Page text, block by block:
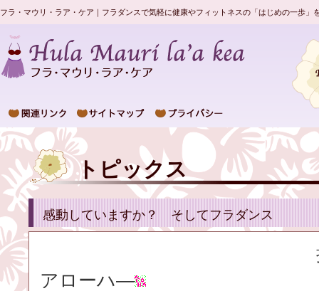
フラ・マウリ・ラア・ケア｜フラダンスで気軽に健康やフィットネスの「はじめの一歩
トピックス
感動していますか？ そしてフラダンス
アローハ―